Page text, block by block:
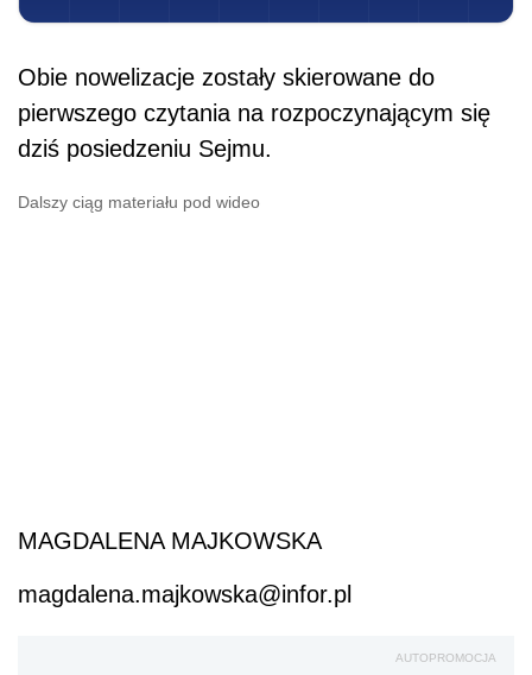
Obie nowelizacje zostały skierowane do
pierwszego czytania na rozpoczynającym się
dziś posiedzeniu Sejmu.
Dalszy ciąg materiału pod wideo
MAGDALENA MAJKOWSKA
magdalena.majkowska@infor.pl
AUTOPROMOCJA